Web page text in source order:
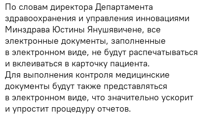
По словам директора Департамента
здравоохранения и управления инновациями
Минздрава Юстины Янушявичене, все
электронные документы, заполненные
в электронном виде, не будут распечатываться
и вклеиваться в карточку пациента.
Для выполнения контроля медицинские
документы будут также представляться
в электронном виде, что значительно ускорит
и упростит процедуру отчетов.